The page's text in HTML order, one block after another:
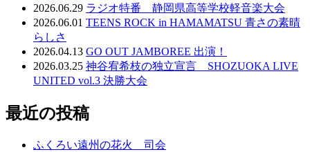
2026.06.29 ラジオ特番 静岡県高等学校軽音楽大会
2026.06.01 TEENS ROCK in HAMAMATSU 青さの素晴
らしさ
2026.04.13 GO OUT JAMBOREE 出演！
2026.03.25 神谷宥希枝の独立宣言 SHOZUOKA LIVE
UNITED vol.3 決勝大会
最近の投稿
ふくろい遠州の花火 司会